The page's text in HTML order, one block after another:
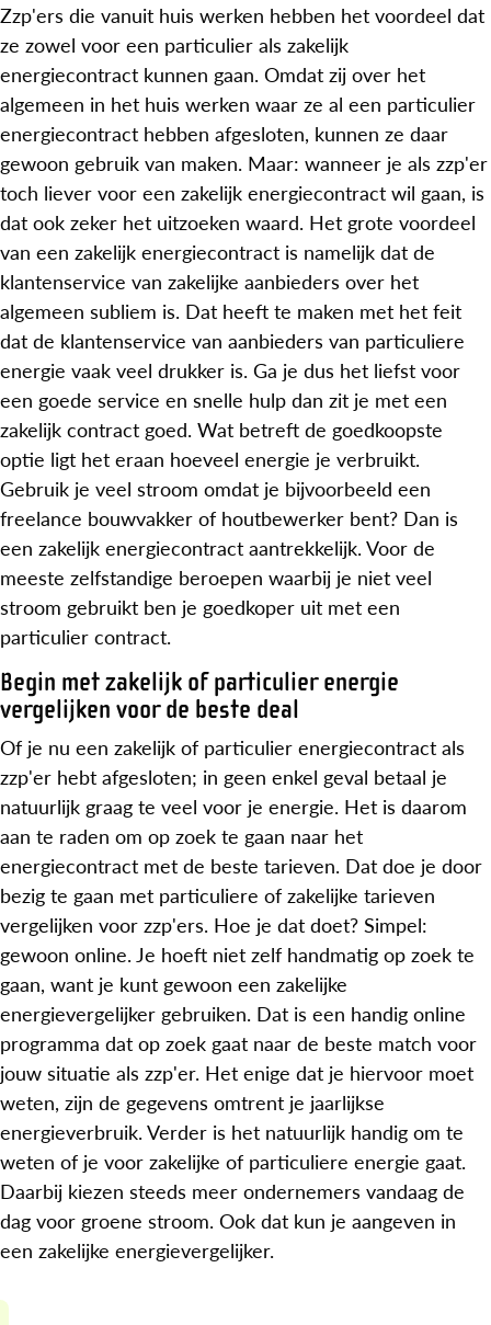
Zzp'ers die vanuit huis werken hebben het voordeel dat
ze zowel voor een particulier als zakelijk
energiecontract kunnen gaan. Omdat zij over het
algemeen in het huis werken waar ze al een particulier
energiecontract hebben afgesloten, kunnen ze daar
gewoon gebruik van maken. Maar: wanneer je als zzp'er
toch liever voor een zakelijk energiecontract wil gaan, is
dat ook zeker het uitzoeken waard. Het grote voordeel
van een zakelijk energiecontract is namelijk dat de
klantenservice van zakelijke aanbieders over het
algemeen subliem is. Dat heeft te maken met het feit
dat de klantenservice van aanbieders van particuliere
energie vaak veel drukker is. Ga je dus het liefst voor
een goede service en snelle hulp dan zit je met een
zakelijk contract goed. Wat betreft de goedkoopste
optie ligt het eraan hoeveel energie je verbruikt.
Gebruik je veel stroom omdat je bijvoorbeeld een
freelance bouwvakker of houtbewerker bent? Dan is
een zakelijk energiecontract aantrekkelijk. Voor de
meeste zelfstandige beroepen waarbij je niet veel
stroom gebruikt ben je goedkoper uit met een
particulier contract.
Begin met zakelijk of particulier energie
vergelijken voor de beste deal
Of je nu een zakelijk of particulier energiecontract als
zzp'er hebt afgesloten; in geen enkel geval betaal je
natuurlijk graag te veel voor je energie. Het is daarom
aan te raden om op zoek te gaan naar het
energiecontract met de beste tarieven. Dat doe je door
bezig te gaan met particuliere of zakelijke tarieven
vergelijken voor zzp'ers. Hoe je dat doet? Simpel:
gewoon online. Je hoeft niet zelf handmatig op zoek te
gaan, want je kunt gewoon een zakelijke
energievergelijker gebruiken. Dat is een handig online
programma dat op zoek gaat naar de beste match voor
jouw situatie als zzp'er. Het enige dat je hiervoor moet
weten, zijn de gegevens omtrent je jaarlijkse
energieverbruik. Verder is het natuurlijk handig om te
weten of je voor zakelijke of particuliere energie gaat.
Daarbij kiezen steeds meer ondernemers vandaag de
dag voor groene stroom. Ook dat kun je aangeven in
een zakelijke energievergelijker.